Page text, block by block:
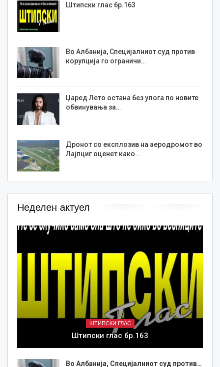
Штипски глас бр.163
Во Албанија, Специјалниот суд против
корупција го ограничи…
Џаред Лето остана без улога по новите
обвинувања за…
Дронот со експлозив на аеродромот во
Лајпциг оценет како…
Неделен актуел
ШТИПСКИ ГЛАС
Штипски глас бр.163
Во Албанија, Специјалниот суд против…